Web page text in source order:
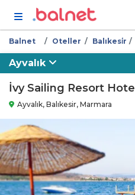
Balnet Oteller Balıkesi̇r
Ayvalık
İvy Sailing Resort Hotel
Ayvalık, Balıkesir, Marmara